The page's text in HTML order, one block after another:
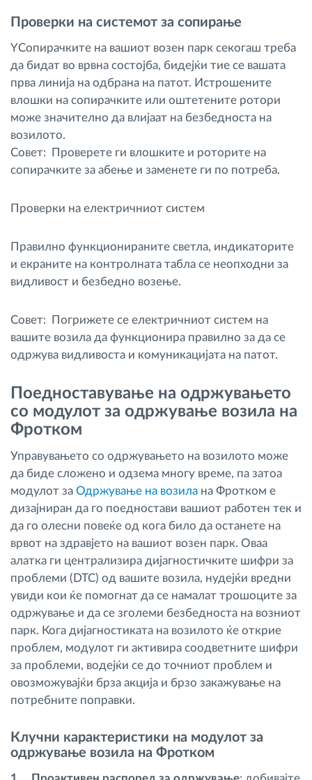
Проверки на системот за сопирање
YСопирачките на вашиот возен парк секогаш треба
да бидат во врвна состојба, бидејќи тие се вашата
прва линија на одбрана на патот. Истрошените
влошки на сопирачките или оштетените ротори
може значително да влијаат на безбедноста на
возилото.
Совет: Проверете ги влошките и роторите на
сопирачките за абење и заменете ги по потреба.
Проверки на електричниот систем
Правилно функционираните светла, индикаторите
и екраните на контролната табла се неопходни за
видливост и безбедно возење.
Совет: Погрижете се електричниот систем на
вашите возила да функционира правилно за да се
одржува видливоста и комуникацијата на патот.
Поедноставување на одржувањето
со модулот за одржување возила на
Фротком
Управувањето со одржувањето на возилото може
да биде сложено и одзема многу време, па затоа
модулот за Одржување на возила на Фротком е
дизајниран да го поедностави вашиот работен тек и
да го олесни повеќе од кога било да останете на
врвот на здравјето на вашиот возен парк. Оваа
алатка ги централизира дијагностичките шифри за
проблеми (DTC) од вашите возила, нудејќи вредни
увиди кои ќе помогнат да се намалат трошоците за
одржување и да се зголеми безбедноста на возниот
парк. Кога дијагностиката на возилото ќе открие
проблем, модулот ги активира соодветните шифри
за проблеми, водејќи се до точниот проблем и
овозможувајќи брза акција и брзо закажување на
потребните поправки.
Клучни карактеристики на модулот за
одржување возила на Фротком